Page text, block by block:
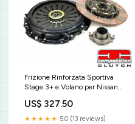
Frizione Rinforzata Sportiva
Stage 3+ e Volano per Nissan
Competition Clutch ET17
US$ 327.50
★★★★★ 5.0 (13 reviews)